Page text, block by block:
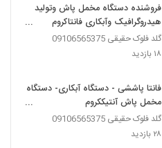
فروشنده دستگاه مخمل پاش وتولید
هیدروگرافیک وآبکاری فانتاکروم
09362022208
گلد فلوک حقیقی 09106565375
۱۸ بازدید
فانتا پاششی - دستگاه آبکاری- دستگاه
مخمل پاش آنتیککروم
09029236102
گلد فلوک حقیقی 09106565375
۲۸ بازدید